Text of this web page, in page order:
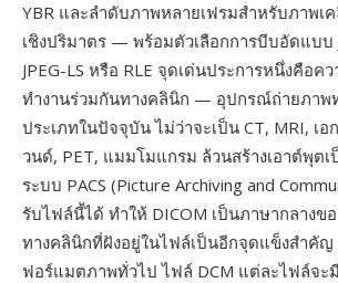
YBR และลำดับภาพหลายเฟรมสำหรับภาพเ
เชิงปริมาตร — พร้อมตัวเลือกการบีบอัดแบบ
JPEG-LS หรือ RLE จุดเด่นประการหนึ่งคือค
ทำงานร่วมกันทางคลินิก — อุปกรณ์ถ่ายภาพ
ประเภทในปัจจุบัน ไม่ว่าจะเป็น CT, MRI, เอ
วนด์, PET, แมมโมแกรม ล้วนสร้างเอาต์พุต
ระบบ PACS (Picture Archiving and
รับไฟล์นี้ได้ ทำให้ DICOM เป็นภาษากลางข
ทางคลินิกที่ฝังอยู่ในไฟล์เป็นอีกจุดแข็งสำคั
ฟอร์แมตภาพทั่วไป ไฟล์ DCM แต่ละไฟล์จะ